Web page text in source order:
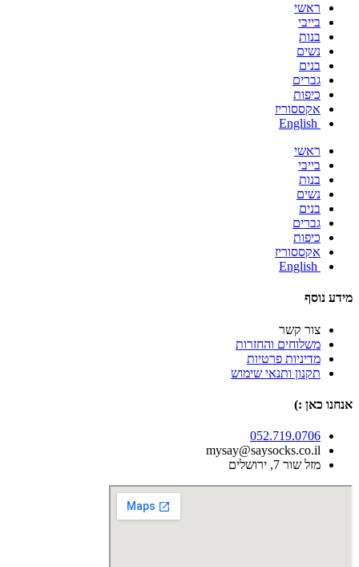
ראשי
בייבי
בנות
נשים
בנים
גברים
כיפות
אקססוריז
English
ראשי
בייבי
בנות
נשים
בנים
גברים
כיפות
אקססוריז
English
מידע נוסף
צור קשר
משלוחים והחזרות
מדיניות פרטיות
תקנון ותנאי שימוש
אנחנו כאן :)
052.719.0706
mysay@saysocks.co.il‏
מזל שור 7, ירושלים